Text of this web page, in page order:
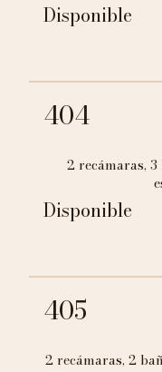
Disponible
404
2 recámaras, 3
Disponible
405
2 recámaras, 2